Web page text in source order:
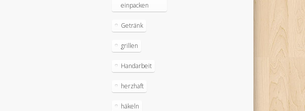
einpacken
Getränk
grillen
Handarbeit
herzhaft
häkeln